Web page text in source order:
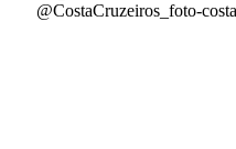
@CostaCruzeiros_foto-